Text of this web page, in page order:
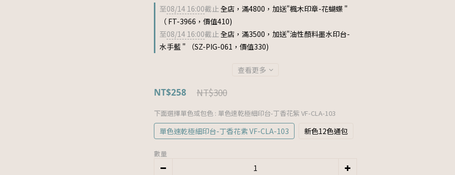
至08/14 16:00截止全店，滿4800，加送"楓木印章-花蝴蝶 "
（ FT-3966，價值410)
至08/14 16:00截止全店，滿3500，加送"油性顏料墨水印台-
水手藍 " （SZ-PIG-061，價值330)
查看更多
NT$300
NT$258
下面選擇單色或包色 : 單色速乾極細印台-丁香花紫 VF-CLA-103
單色速乾極細印台-丁香花紫 VF-CLA-103 新色12色通包
數量